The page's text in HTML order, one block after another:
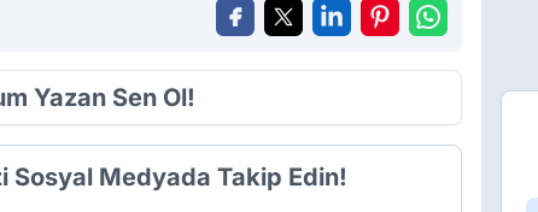
Yazan Sen Ol!
Sosyal Medyada Takip Edin!